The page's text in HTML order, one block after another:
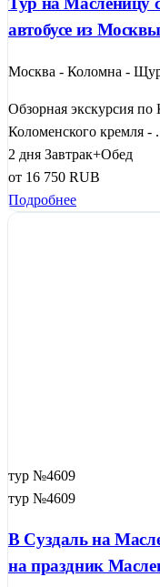
автобусе из
Москва - Коломна -
Обзорная экскурсия по
Коломенского кремля -
2 дня Завтрак+Обед
от 16 750 RUB
Подробнее
тур №4609
тур №4609
В Суздаль на
на праздник